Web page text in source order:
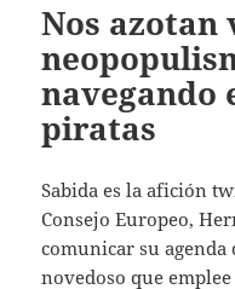
Nos azotan
navegando
piratas
Sabida es la afición
Consejo Europeo,
comunicar su
novedoso que